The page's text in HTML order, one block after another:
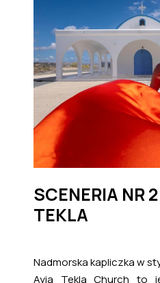
SCENERIA NR
TEKLA
Nadmorska kapliczka w
Ayia Tekla Church to